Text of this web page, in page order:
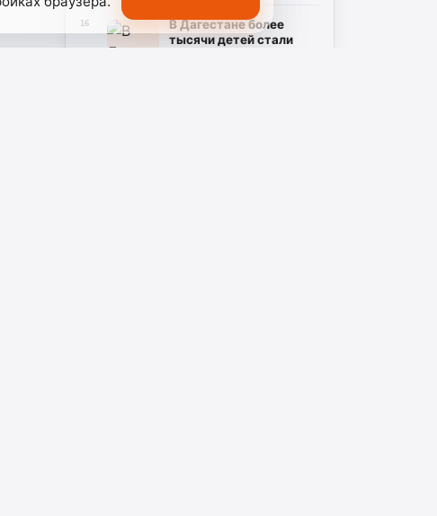
16
В Дагестане более
тысячи детей стали